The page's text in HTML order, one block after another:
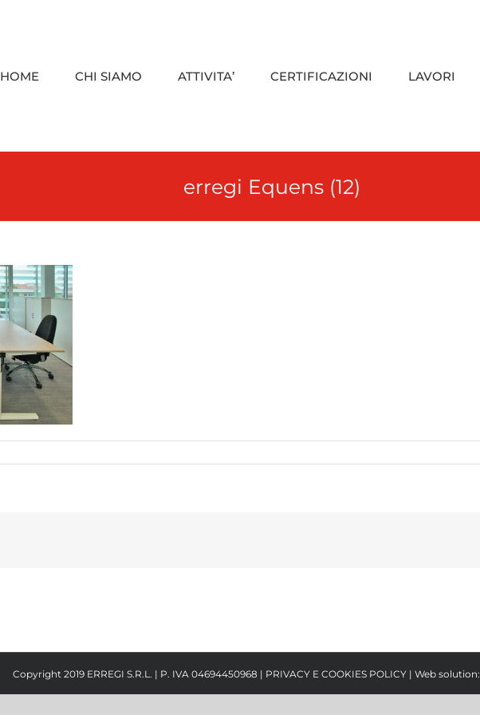
HOME
CHI SIAMO ATTIVITA’ CERTIFICAZIONI LAVORI
erregi Equens (12)
Copyright 2019 ERREGI S.R.L. | P. IVA 04694450968 | PRIVACY E COOKIES POLICY | Web solution: